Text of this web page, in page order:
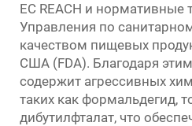
ЕС REACH и нормативные
Управления по
качеством пищевых
США (FDA). Благодаря
содержит агрессивных
таких как формальдегид,
дибутилфталат, что